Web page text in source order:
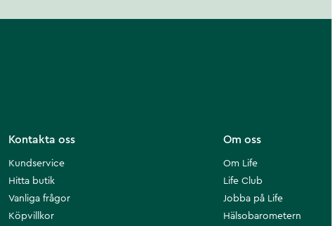
Om oss
Om Life
Life Club
Jobba på Life
Hälsobarometern
Kontakta oss
Kundservice
Hitta butik
Vanliga frågor
Köpvillkor